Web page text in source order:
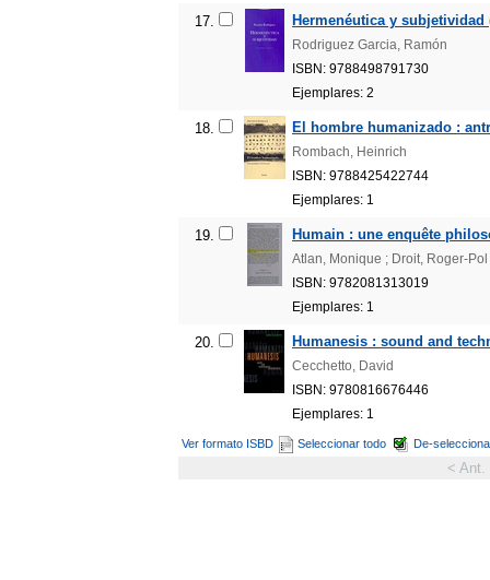
17. Hermenéutica y subjetividad
Rodriguez Garcia, Ramón
ISBN: 9788498791730
Ejemplares: 2
18. El hombre humanizado :
Rombach, Heinrich
ISBN: 9788425422744
Ejemplares: 1
19. Humain : une enquête
Atlan, Monique ; Droit, Roger-Pol
ISBN: 9782081313019
Ejemplares: 1
20. Humanesis : sound and
Cecchetto, David
ISBN: 9780816676446
Ejemplares: 1
Ver formato ISBD Seleccionar todo De-
< Ant.